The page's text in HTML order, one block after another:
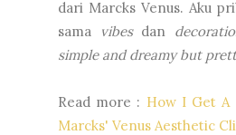
dari Marcks Venus. Aku
sama
vibesdan
simple and dreamy but
Read more : How I Get A
Marcks' Venus Aesthetic